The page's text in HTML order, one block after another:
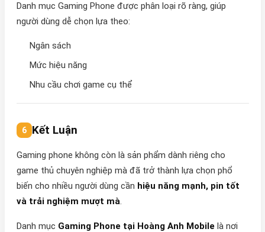
Danh mục Gaming Phone được phân loại rõ ràng, giúp
người dùng dễ chọn lựa theo:
Ngân sách
Mức hiệu năng
Nhu cầu chơi game cụ thể
Kết Luận
Gaming phone không còn là sản phẩm dành riêng cho
game thủ chuyên nghiệp mà đã trở thành lựa chọn phổ
biến cho nhiều người dùng cần hiệu năng mạnh, pin tốt
và trải nghiệm mượt mà.
Danh mục Gaming Phone tại Hoàng Anh Mobile là nơi